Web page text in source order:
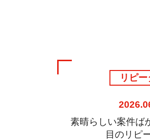
リピ
素晴らしい案件ば
目のリピ